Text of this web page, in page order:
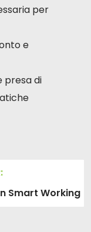
per
e
presa di
Smart Working